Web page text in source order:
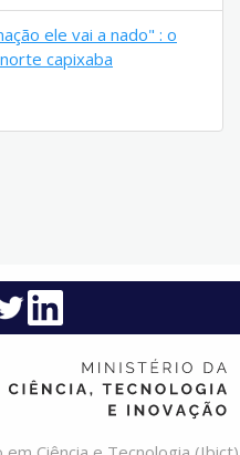
ele vai a nado" : o
capixaba